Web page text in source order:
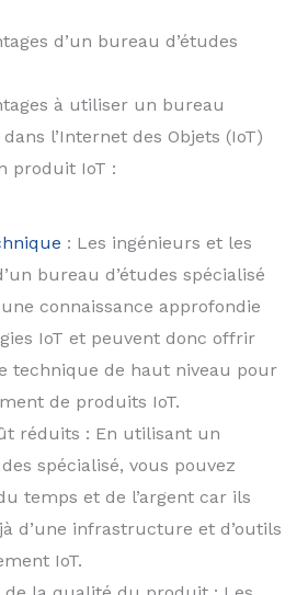
d’un bureau d’études
à utiliser un bureau
l’Internet des Objets (IoT)
produit IoT :
: Les ingénieurs et les
bureau d’études spécialisé
connaissance approfondie
IoT et peuvent donc offrir
technique de haut niveau pour
de produits IoT.
réduits : En utilisant un
spécialisé, vous pouvez
temps et de l’argent car ils
d’une infrastructure et d’outils
IoT.